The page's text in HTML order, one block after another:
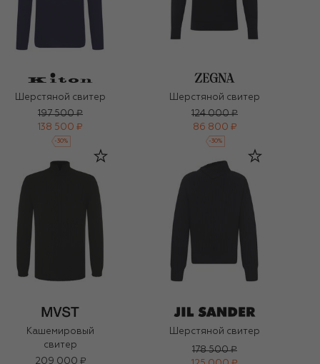
Шерстяной свитер
197 500 ₽
138 500 ₽
-30%
Шерстяной свитер
124 000 ₽
86 800 ₽
-30%
Кашемировый
свитер
209 000 ₽
Шерстяной свитер
178 500 ₽